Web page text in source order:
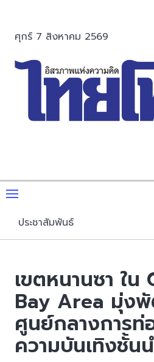
ศุกร์ 7 สิงหาคม 2569
ประชาสัมพันธ์
เขตหนานซา ใน
Bay Area มุ่ง
ศูนย์กลางการท่
ความบันเทิงชั้น